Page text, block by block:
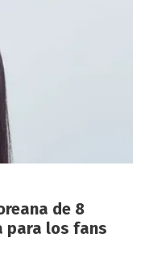
de 8
para los fans